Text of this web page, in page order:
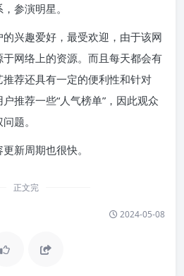
参演明星。
兴趣爱好，最受欢迎，由于该网
网络上的资源。而且每天都会有
荐还具有一定的便利性和针对
推荐一些“人气榜单”，因此观众
题。
新周期也很快。
正文完
2024-05-08